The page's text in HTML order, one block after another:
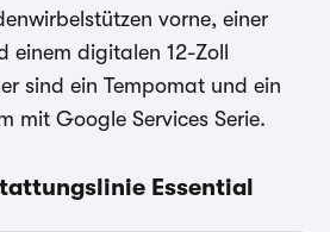
vorne, einer
einem digitalen 12-Zoll
sind ein Tempomat und ein
mit Google Services Serie.
Essential